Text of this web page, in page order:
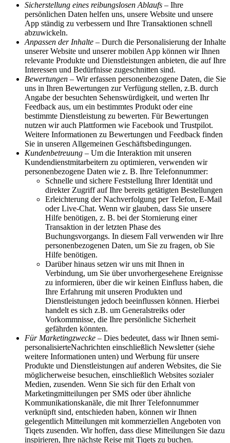
Sicherstellung eines reibungslosen Ablaufs – Ihre
persönlichen Daten helfen uns, unsere Website und unsere
App ständig zu verbessern und Ihre Transaktionen schnell
abzuwickeln.
Anpassen der Inhalte – Durch die Personalisierung der Inhalte
unserer Website und unserer mobilen App können wir Ihnen
relevante Produkte und Dienstleistungen anbieten, die auf Ihre
Interessen und Bedürfnisse zugeschnitten sind.
Bewertungen – Wir erfassen personenbezogene Daten, die Sie
uns in Ihren Bewertungen zur Verfügung stellen, z.B. durch
Angabe der besuchten Sehenswürdigkeit, und werten Ihr
Feedback aus, um ein bestimmtes Produkt oder eine
bestimmte Dienstleistung zu bewerten. Für Bewertungen
nutzen wir auch Plattformen wie Facebook und Trustpilot.
Weitere Informationen zu Bewertungen und Feedback finden
Sie in unseren Allgemeinen Geschäftsbedingungen.
Kundenbetreuung – Um die Interaktion mit unseren
Kundendienstmitarbeitern zu optimieren, verwenden wir
personenbezogene Daten wie z. B. Ihre Telefonnummer:
Schnelle und sichere Feststellung Ihrer Identität und
direkter Zugriff auf Ihre bereits getätigten Bestellungen
Erleichterung der Nachverfolgung per Telefon, E-Mail
oder Live-Chat. Wenn wir glauben, dass Sie unsere
Hilfe benötigen, z. B. bei der Stornierung einer
Transaktion in der letzten Phase des
Buchungsvorgangs. In diesem Fall verwenden wir Ihre
personenbezogenen Daten, um Sie zu fragen, ob Sie
Hilfe benötigen.
Darüber hinaus setzen wir uns mit Ihnen in
Verbindung, um Sie über unvorhergesehene Ereignisse
zu informieren, über die wir keinen Einfluss haben, die
Ihre Erfahrung mit unseren Produkten und
Dienstleistungen jedoch beeinflussen können. Hierbei
handelt es sich z.B. um Generalstreiks oder
Vorkommnisse, die Ihre persönliche Sicherheit
gefährden könnten.
Für Marketingzwecke – Dies bedeutet, dass wir Ihnen semi-
personalisierteNachrichten einschließlich Newsletter (siehe
weitere Informationen unten) und Werbung für unsere
Produkte und Dienstleistungen auf anderen Websites, die Sie
möglicherweise besuchen, einschließlich Websites sozialer
Medien, zusenden. Wenn Sie sich für den Erhalt von
Marketingmitteilungen per SMS oder über ähnliche
Kommunikationskanäle, die mit Ihrer Telefonnummer
verknüpft sind, entschieden haben, können wir Ihnen
gelegentlich Mitteilungen mit kommerziellen Angeboten von
Tiqets zusenden. Wir hoffen, dass diese Mitteilungen Sie dazu
inspirieren, Ihre nächste Reise mit Tiqets zu buchen.